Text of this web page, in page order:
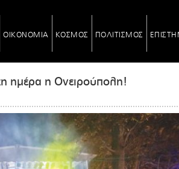
ΟΙΚΟΝΟΜΙΑ ΚΟΣΜΟΣ ΠΟΛΙΤΙΣΜΟΣ
ημέρα η Ονειρούπολη!